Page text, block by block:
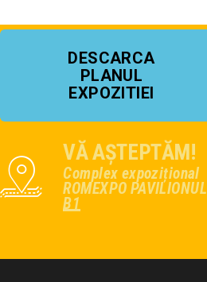
DESCARCA
PLANUL
EXPOZITIEI
VĂ AȘTEPTĂM!
Complex expozițional
ROMEXPO PAVILIONUL
B1